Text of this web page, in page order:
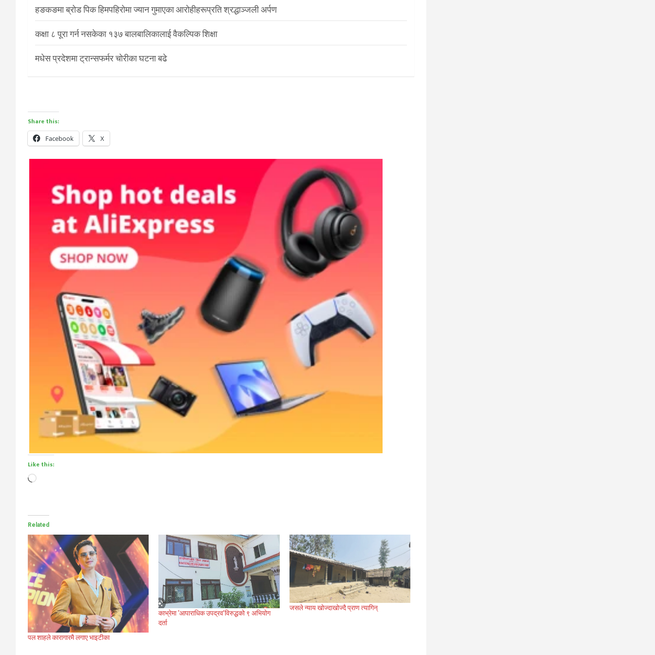
हङकङमा ब्रोड पिक हिमपहिरोमा ज्यान गुमाएका आरोहीहरूप्रति श्रद्धाञ्जली अर्पण
कक्षा ८ पूरा गर्न नसकेका १३७ बालबालिकालाई वैकल्पिक शिक्षा
मधेस प्रदेशमा ट्रान्सफर्मर चोरीका घटना बढे
Share this:
Facebook X
Like this:
Loading…
Related
पल शाहले कारागारमै लगाए भाइटीका
काभ्रेमा ‘आपाराधिक उपद्रव’विरुद्धको ९ अभियोग
दर्ता
जसले न्याय खोज्दाखोज्दै प्राण त्यागिन्